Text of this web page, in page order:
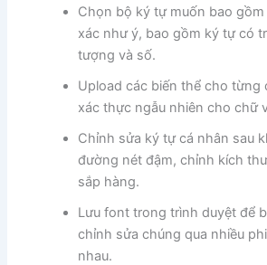
Chọn bộ ký tự muốn bao
xác như ý, bao gồm ký tự có
tượng và số.
Upload các biến thể cho từng
xác thực ngẫu nhiên cho chữ
Chỉnh sửa ký tự cá nhân sau
đường nét đậm, chỉnh kích
sắp hàng.
Lưu font trong trình duyệt để
chỉnh sửa chúng qua nhiều
nhau.